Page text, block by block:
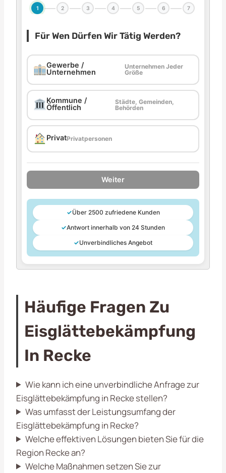
1 2 3 4 5 6 7
Für Wen Dürfen Wir Tätig Werden?
Gewerbe /
Unternehmen
Unternehmen Jeder
Größe
Kommune /
Öffentlich
Städte, Gemeinden,
Behörden
PrivatPrivatpersonen
Weiter
✓Über 2500 zufriedene Kunden
✓Antwort innerhalb von 24 Stunden
✓Unverbindliches Angebot
Häufige Fragen Zu
Eisglättebekämpfung
In Recke
Wie kann ich eine unverbindliche Anfrage zur
Eisglättebekämpfung in Recke stellen?
Was umfasst der Leistungsumfang der
Eisglättebekämpfung in Recke?
Welche effektiven Lösungen bieten Sie für die
Region Recke an?
Welche Maßnahmen setzen Sie zur